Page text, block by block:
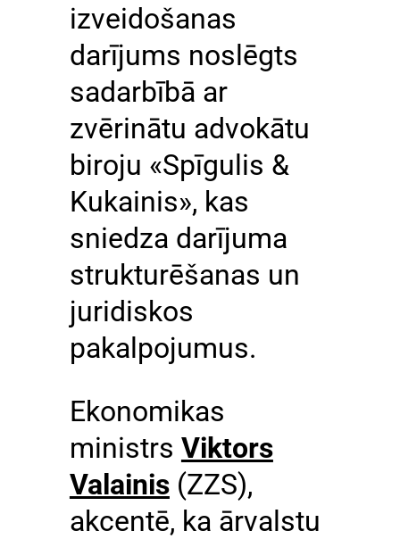
izveidošanas
darījums noslēgts
sadarbībā ar
zvērinātu advokātu
biroju «Spīgulis &
Kukainis», kas
sniedza darījuma
strukturēšanas un
juridiskos
pakalpojumus.
Ekonomikas
ministrs Viktors
Valainis(ZZS),
akcentē, ka ārvalstu